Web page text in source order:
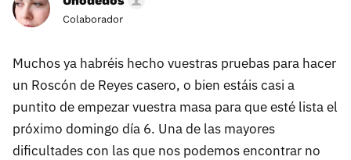
Colaborador
Muchos ya habréis hecho vuestras pruebas para hacer
un Roscón de Reyes casero, o bien estáis casi a
puntito de empezar vuestra masa para que esté lista el
próximo domingo día 6. Una de las mayores
dificultades con las que nos podemos encontrar no